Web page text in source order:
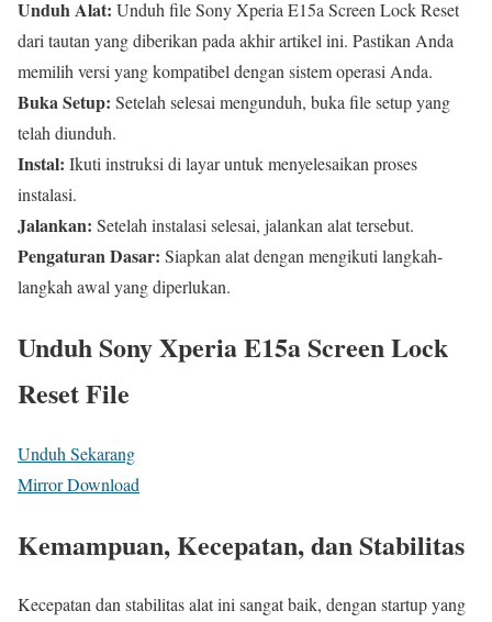
Unduh Alat: Unduh file Sony Xperia E15a Screen Lock Reset
dari tautan yang diberikan pada akhir artikel ini. Pastikan Anda
memilih versi yang kompatibel dengan sistem operasi Anda.
Buka Setup: Setelah selesai mengunduh, buka file setup yang
telah diunduh.
Instal: Ikuti instruksi di layar untuk menyelesaikan proses
instalasi.
Jalankan: Setelah instalasi selesai, jalankan alat tersebut.
Pengaturan Dasar: Siapkan alat dengan mengikuti langkah-
langkah awal yang diperlukan.
Unduh Sony Xperia E15a Screen Lock
Reset File
Unduh Sekarang
Mirror Download
Kemampuan, Kecepatan, dan Stabilitas
Kecepatan dan stabilitas alat ini sangat baik, dengan startup yang